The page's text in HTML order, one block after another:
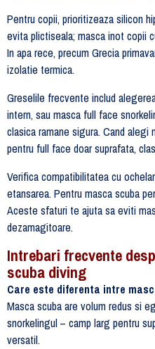
Pentru copii, prioritizeaza silicon
evita plictiseala; masca inot copii
In apa rece, precum Grecia
izolatie termica.
Greselile frecvente includ
intern, sau masca full face
clasica ramane sigura. Cand
pentru full face doar suprafata,
Verifica compatibilitatea cu
etansarea. Pentru masca scuba
Aceste sfaturi te ajuta sa eviti
dezamagitoare.
Intrebari frecvente
scuba diving
Care este diferenta intre
Masca scuba are volum redus si
snorkelingul – camp larg pentru
versatil.